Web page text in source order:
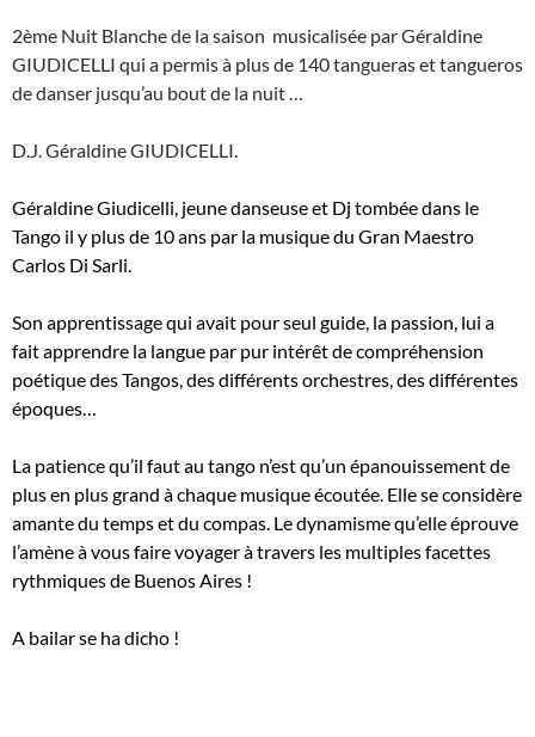
2ème Nuit Blanche de la saison musicalisée par Géraldine
GIUDICELLI qui a permis à plus de 140 tangueras et tangueros
de danser jusqu’au bout de la nuit …
D.J. Géraldine GIUDICELLI.
Géraldine Giudicelli, jeune danseuse et Dj tombée dans le
Tango il y plus de 10 ans par la musique du Gran Maestro
Carlos Di Sarli.
Son apprentissage qui avait pour seul guide, la passion, lui a
fait apprendre la langue par pur intérêt de compréhension
poétique des Tangos, des différents orchestres, des différentes
époques…
La patience qu’il faut au tango n’est qu’un épanouissement de
plus en plus grand à chaque musique écoutée. Elle se considère
amante du temps et du compas. Le dynamisme qu’elle éprouve
l’amène à vous faire voyager à travers les multiples facettes
rythmiques de Buenos Aires !
A bailar se ha dicho !